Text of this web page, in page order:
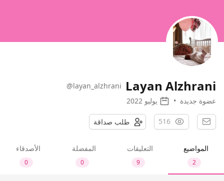
Layan Alzhrani
@layan_alzhrani
عضوة جديدة • يوليو 2022
516 طلب صداقة
المواضيع
2
التعليقات
9
المفضلة
0
الأصدقاء
0